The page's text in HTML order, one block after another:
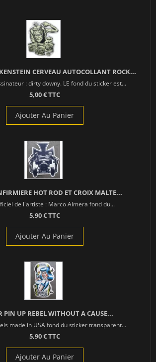
CERVEAU AUTOCOLLANT ROCK...
: dirty downy. LE fond du sticker est...
5,00 € TTC
Ajouter Au Panier
HOT ROD ET CROIX MALTE...
de l'artiste : Marco Almera fond du...
5,90 € TTC
Ajouter Au Panier
PIN UP REBEL WITHOUT A CAUSE...
made in USA fond du sticker transparent...
5,90 € TTC
Ajouter Au Panier